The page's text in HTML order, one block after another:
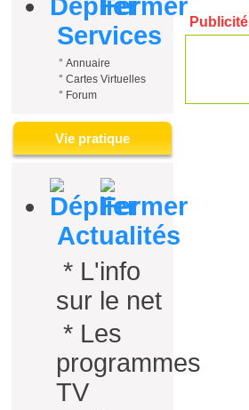
Services
° Annuaire
° Cartes Virtuelles
° Forum
Vie pratique
Actualités
* L'info
sur le net
* Les
programmes
TV
Publicité